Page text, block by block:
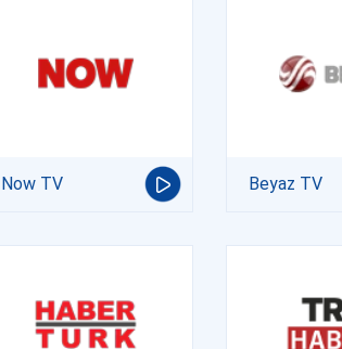
Now TV Beyaz TV